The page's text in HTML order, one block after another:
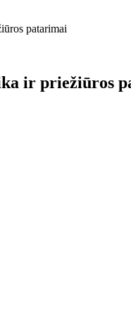
patarimai
ir priežiūros